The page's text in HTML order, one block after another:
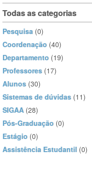
Todas as categorias
Pesquisa (0)
Coordenação (40)
Departamento (19)
Professores (17)
Alunos (30)
Sistemas de dúvidas (11)
SIGAA (28)
Pós-Graduação (0)
Estágio (0)
Assistência Estudantil (0)